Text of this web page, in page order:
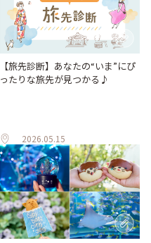
【旅先診断】あなたの“いま”にぴ
ったりな旅先が見つかる♪
2026.05.15